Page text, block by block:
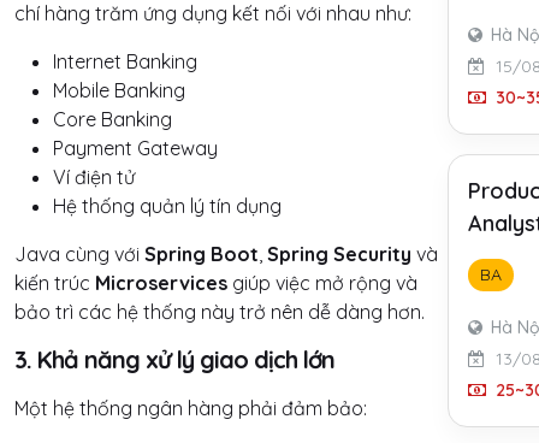
chí hàng trăm ứng dụng kết nối với nhau như:
Internet Banking
Mobile Banking
Core Banking
Payment Gateway
Ví điện tử
Hệ thống quản lý tín dụng
Java cùng với Spring Boot, Spring Security và
kiến trúc Microservices giúp việc mở rộng và
bảo trì các hệ thống này trở nên dễ dàng hơn.
3. Khả năng xử lý giao dịch lớn
Một hệ thống ngân hàng phải đảm bảo:
Hà
15/
BA
Hà
13/